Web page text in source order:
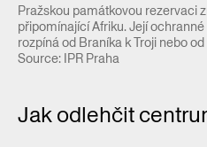
Pražskou památkovou rezervaci
připomínající Afriku. Její
rozpíná od Braníka k Troji nebo
Source: IPR Praha
Jak odlehčit